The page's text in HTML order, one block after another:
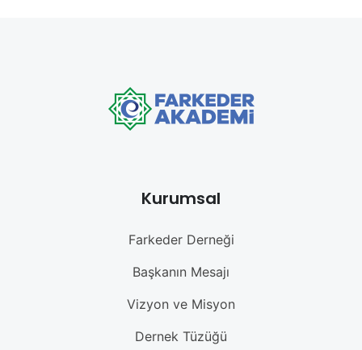
Kurumsal
Farkeder Derneği
Başkanın Mesajı
Vizyon ve Misyon
Dernek Tüzüğü